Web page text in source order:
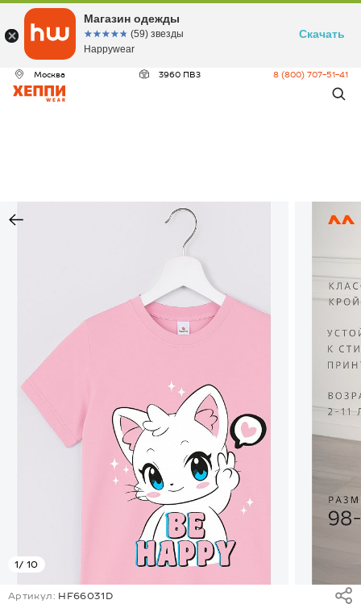
Москва 3960 ПВЗ 8 (800) 707-51-41
1/ 10
Артикул: HF66031D
Магазин одежды
☆☆☆☆☆
★★★★★ (59) звезды
Happywear
Скачать